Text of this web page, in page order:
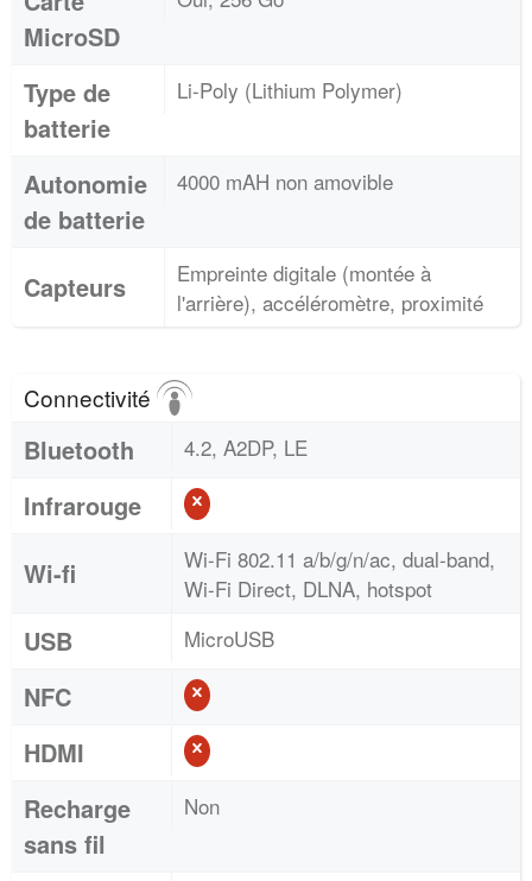
MicroSD
Type de
batterie
Li-Poly (Lithium Polymer)
Autonomie
de batterie
4000 mAH non amovible
Capteurs
Empreinte digitale (montée à
l'arrière), accéléromètre, proximité
Connectivité
Bluetooth 4.2, A2DP, LE
Infrarouge
Wi-fi
Wi-Fi 802.11 a/b/g/n/ac, dual-band,
Wi-Fi Direct, DLNA, hotspot
USB MicroUSB
NFC
HDMI
Recharge
sans fil
Non